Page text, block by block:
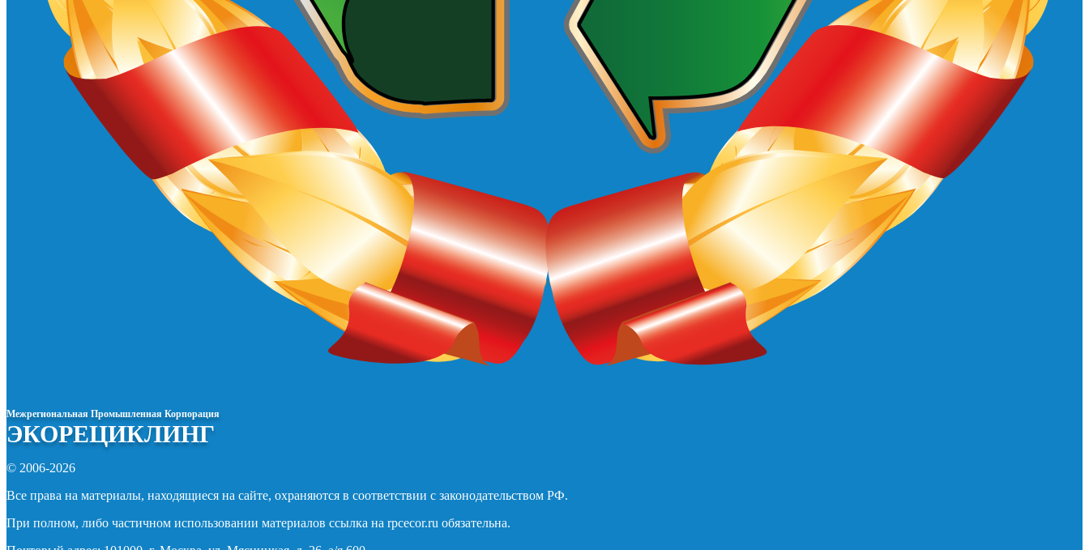
Межрегиональная Промышленная Корпорация
ЭКОРЕЦИКЛИНГ
© 2006-2026
Все права на материалы, находящиеся на сайте, охраняются в соответствии с законодательством РФ.
При полном, либо частичном использовании материалов ссылка на rpcecor.ru обязательна.